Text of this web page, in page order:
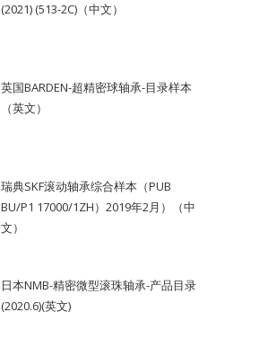
(2021) (513-2C)（中文）
英国BARDEN-超精密球轴承-目录样本
（英文）
瑞典SKF滚动轴承综合样本（PUB
BU/P1 17000/1ZH）2019年2月）（中
文）
日本NMB-精密微型滚珠轴承-产品目录
(2020.6)(英文)